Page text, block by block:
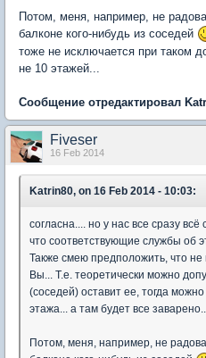
Потом, меня, например, не
балконе кого-нибудь из соседей
тоже не исключается при таком
не 10 этажей...
Сообщение отредактировал
Fiveser
16 Feb 2014
Katrin80, on 16 Feb 2014 - 10:03:
согласна.... но у нас все сразу
что соответствующие службы об
Также смею предположить, что не
Вы... Т.е. теоретически можно
(соседей) оставит ее, тогда
этажа... а там будет все
Потом, меня, например, не